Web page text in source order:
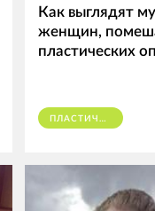
Как выглядят
женщин,
пластических
ПЛАСТИЧЕСКИЕ ОПЕРАЦИИ